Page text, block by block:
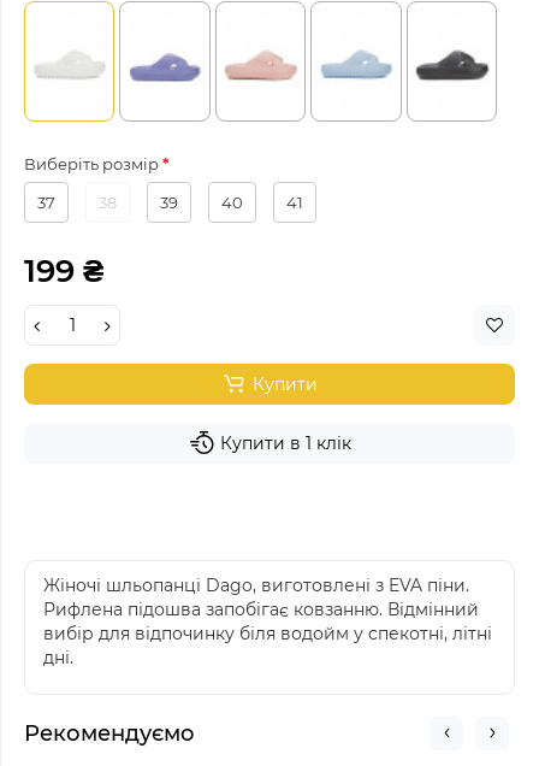
Виберіть розмір
37
38 39 40 41
199 ₴
Купити
Купити в 1 клік
Жіночі шльопанці Dago, виготовлені з EVA піни.
Рифлена підошва запобігає ковзанню. Відмінний
вибір для відпочинку біля водойм у спекотні, літні
дні.
Рекомендуємо